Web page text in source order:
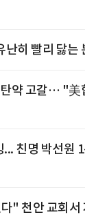
난히 빨리 닳는
약 고갈… "美
친명 박선원
" 천안 교회서